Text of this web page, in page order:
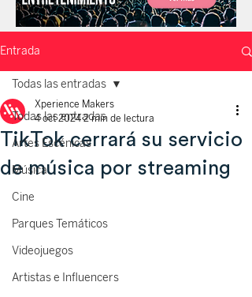
Entrada
Todas las entradas
Artes Escénicas
Música
Cine
Parques Temáticos
Videojuegos
Artistas e Influencers
Todas las entradas
TikTok cerrará su servicio
de música por streaming
Xperience Makers
4 oct 2024 2 min de lectura